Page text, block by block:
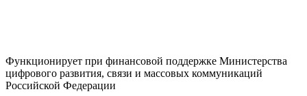
Функционирует при финансовой поддержке Министерства
цифрового развития, связи и массовых коммуникаций
Российской Федерации